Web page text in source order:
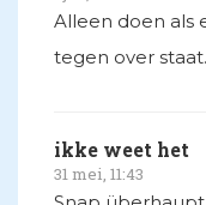
Alleen doen als
tegen over
ikke weet het
31 mei, 11:43